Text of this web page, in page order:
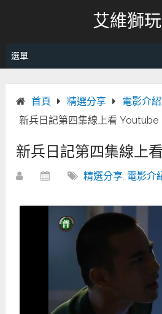
艾維獅
選單
首頁 精選分享
電影介紹
新兵日記第四集線上看 Youtube
新兵日記第四集線上
精選分享, 電影介